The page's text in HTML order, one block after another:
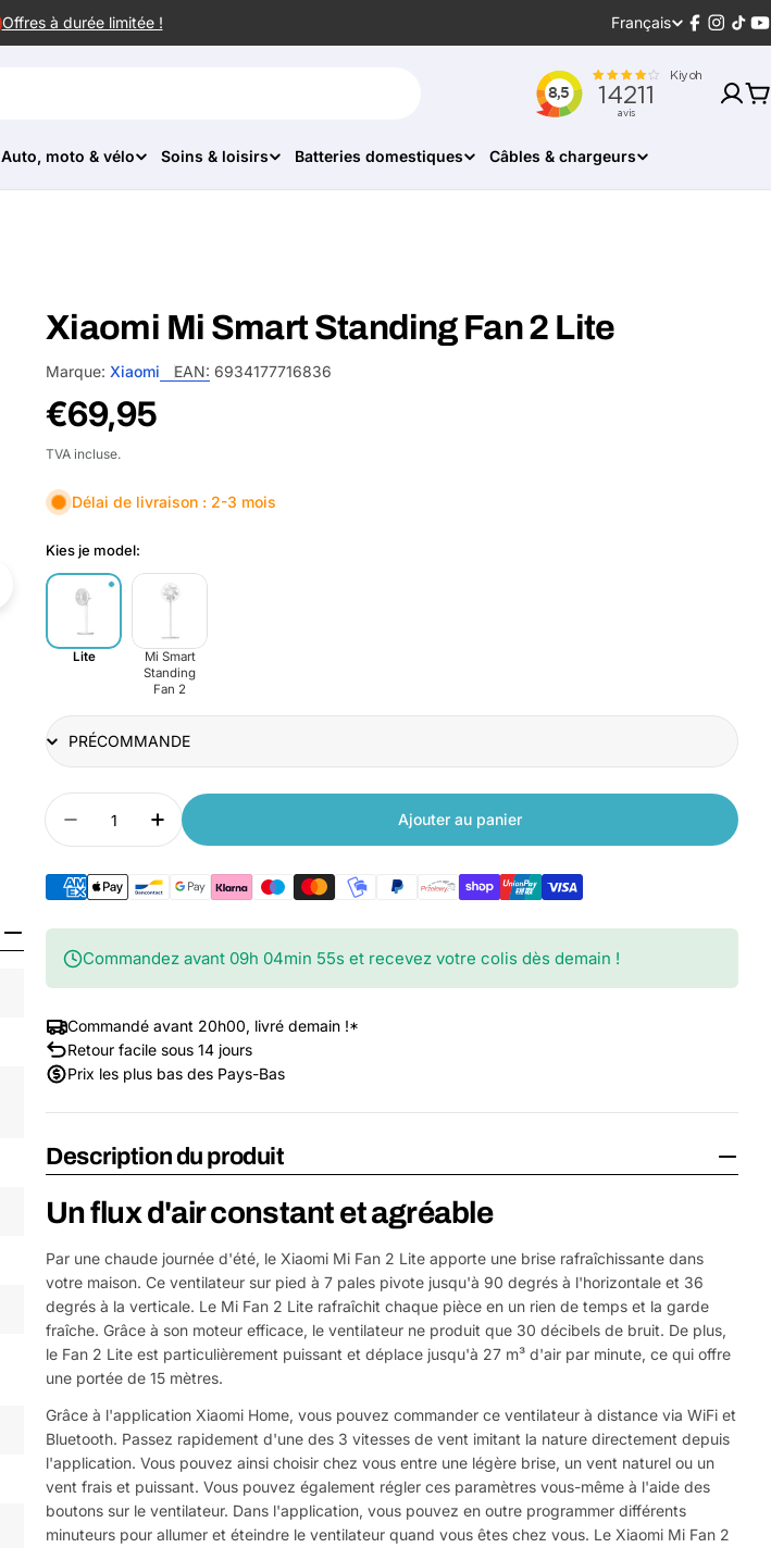
Offres à durée limitée ! Langue
Français
Facebook
Auto, moto & vélo Soins & loisirs Batteries domestiques Câbles & chargeurs
Ouvrir le média 1 dans une fenêtre
Xiaomi Mi Smart Standing Fan 2 Lite
Marque: Xiaomi EAN: 6934177716836
Prix
habituel
€69,95
TVA incluse.
Délai de livraison : 2-3 mois
Kies je model:
Lite
Mi Smart
Standing
Fan 2
Title
Quantité
Diminuer la quantité pour Xiaomi Mi Smart Standing Fan 2 Lite
Augmenter la quantité pour Xiaomi Mi Smart Standing Fan 2 Lite
Ajouter au panier
Commandez avant 09h 04min 53s et recevez votre colis dès demain !
Commandé avant 20h00, livré demain !*
Retour facile sous 14 jours
Prix les plus bas des Pays-Bas
Description du produit
Un flux d'air constant et agréable
Par une chaude journée d'été, le Xiaomi Mi Fan 2 Lite apporte une brise rafraîchissante dans
votre maison. Ce ventilateur sur pied à 7 pales pivote jusqu'à 90 degrés à l'horizontale et 36
degrés à la verticale. Le Mi Fan 2 Lite rafraîchit chaque pièce en un rien de temps et la garde
fraîche. Grâce à son moteur efficace, le ventilateur ne produit que 30 décibels de bruit. De plus,
le Fan 2 Lite est particulièrement puissant et déplace jusqu'à 27 m³ d'air par minute, ce qui offre
une portée de 15 mètres.
Grâce à l'application Xiaomi Home, vous pouvez commander ce ventilateur à distance via WiFi et
Bluetooth. Passez rapidement d'une des 3 vitesses de vent imitant la nature directement depuis
l'application. Vous pouvez ainsi choisir chez vous entre une légère brise, un vent naturel ou un
vent frais et puissant. Vous pouvez également régler ces paramètres vous-même à l'aide des
boutons sur le ventilateur. Dans l'application, vous pouvez en outre programmer différents
minuteurs pour allumer et éteindre le ventilateur quand vous êtes chez vous. Le Xiaomi Mi Fan 2